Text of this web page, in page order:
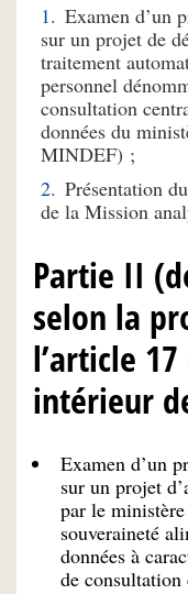
Examen d’un
sur un projet de
traitement
personnel
consultation
données du
MINDEF) ;
Présentation
de la Mission
Partie II
selon la
l’article
intérieur
Examen d’un
sur un projet
par le
souveraineté
données à
de